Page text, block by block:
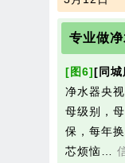
专业做
[图6][同城
净水器央
母级别，
保，每年
芯烦恼…